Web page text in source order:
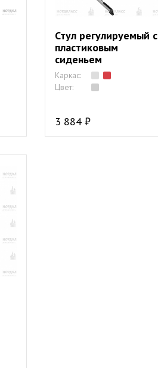
Стул регулируемый с
пластиковым
сиденьем
Каркас:
Цвет:
3 884 ₽